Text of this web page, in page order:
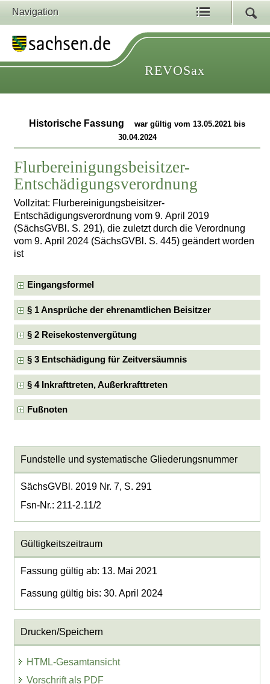
Navigation
REVOSax
Historische Fassung
war gültig vom 13.05.2021 bis
30.04.2024
Flurbereinigungsbeisitzer-
Entschädigungsverordnung
Vollzitat: Flurbereinigungsbeisitzer-
Entschädigungsverordnung vom 9. April 2019
(SächsGVBl. S. 291), die zuletzt durch die Verordnung
vom 9. April 2024 (SächsGVBl. S. 445) geändert worden
ist
Eingangsformel
§ 1 Ansprüche der ehrenamtlichen Beisitzer
§ 2 Reisekostenvergütung
§ 3 Entschädigung für Zeitversäumnis
§ 4 Inkrafttreten, Außerkrafttreten
Fußnoten
Fundstelle und systematische Gliederungsnummer
SächsGVBl. 2019 Nr. 7, S. 291
Fsn-Nr.: 211-2.11/2
Gültigkeitszeitraum
Fassung gültig ab: 13. Mai 2021
Fassung gültig bis: 30. April 2024
Drucken/Speichern
HTML-Gesamtansicht
Vorschrift als PDF